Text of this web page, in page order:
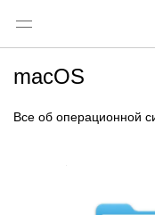
macOS
Все об операционной